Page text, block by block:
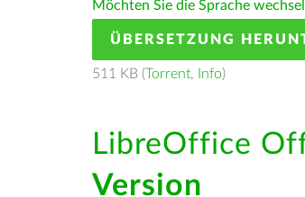
Möchten Sie die Sprache
ÜBERSETZUNG
511 KB (Torrent, Info)
LibreOffice
Version